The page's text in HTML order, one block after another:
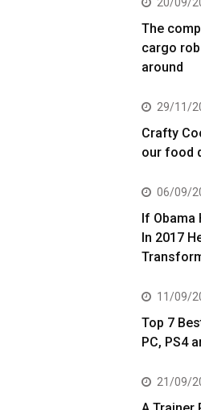
The
cargo
around
29/11/
Crafty
our food
06/09/
If Obama
In 2017
11/09/
Top 7
PC, PS4
21/09/